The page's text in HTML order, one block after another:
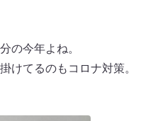
の今年よね。
けてるのもコロナ対策。